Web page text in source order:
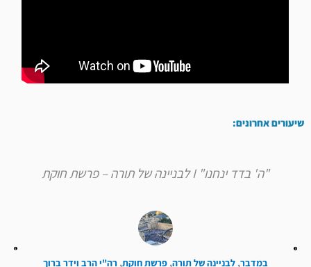
שיעורים אחרונים:
"ה' בדד ינחנו" I לבניינה של תורה – פרשת חוקת
במדבר, לבניינה של תורה, פרשת חוקת, רה"י הרב וידר ברוך